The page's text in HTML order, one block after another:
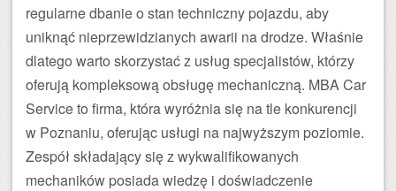
regularne dbanie o stan techniczny pojazdu, aby
uniknąć nieprzewidzianych awarii na drodze. Właśnie
dlatego warto skorzystać z usług specjalistów, którzy
oferują kompleksową obsługę mechaniczną. MBA Car
Service to firma, która wyróżnia się na tle konkurencji
w Poznaniu, oferując usługi na najwyższym poziomie.
Zespół składający się z wykwalifikowanych
mechaników posiada wiedzę i doświadczenie